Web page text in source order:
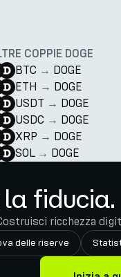
COPPIE DOGE
BTC → DOGE
ETH → DOGE
USDT → DOGE
USDC → DOGE
XRP → DOGE
SOL → DOGE
la
ricchezza
delle riserve